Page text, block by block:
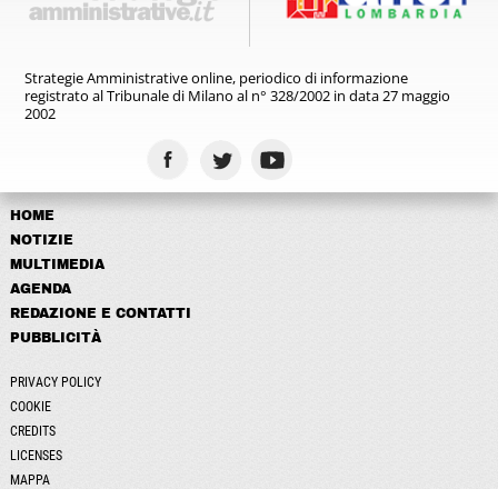
Strategie Amministrative online, periodico di informazione
registratoal Tribunale di Milano al n° 328/2002 in data 27 maggio
2002
HOME
NOTIZIE
MULTIMEDIA
AGENDA
REDAZIONE E CONTATTI
PUBBLICITÀ
PRIVACY POLICY
COOKIE
CREDITS
LICENSES
MAPPA